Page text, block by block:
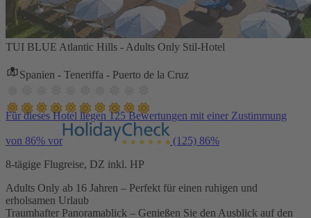
TUI BLUE Atlantic Hills - Adults Only Stil-Hotel
Spanien - Teneriffa - Puerto de la Cruz
Für dieses Hotel liegen 125 Bewertungen mit einer Zustimmung
von 86% vor (125) 86%
8-tägige Flugreise, DZ inkl. HP
Adults Only ab 16 Jahren – Perfekt für einen ruhigen und
erholsamen Urlaub
Traumhafter Panoramablick – Genießen Sie den Ausblick auf den